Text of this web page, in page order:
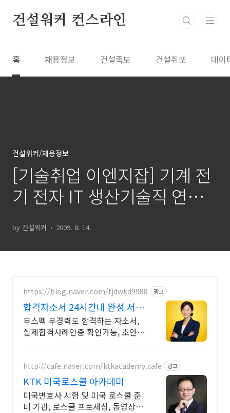
건설워커 컨스라인
홈 채용정보 건설족보 건설취뽀 데이
건설워커/채용정보
[기술취업 이엔지잡] 기계 전
기 전자 IT 생산기술직 연구
by 건설워커 2009. 8. 14.
https://blog.naver.com/tjdwkd9988 광고
합격자소서 24시간내 완성 서류
합격의 비밀
무스펙 무경력도 합격하는 자소서,
실제합격사례인증 확인가능, 초안없
http://cafe.naver.com/ktkacademy.cafe 광고
KTK 미국로스쿨 아카데미
미국변호사 시험 및 미국 로스쿨 준
비 기관, 로스쿨 프로세싱, 동영상 강